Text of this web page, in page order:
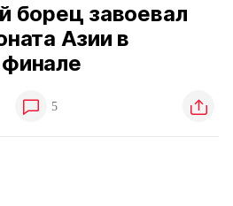
борец завоевал
Азии в
5